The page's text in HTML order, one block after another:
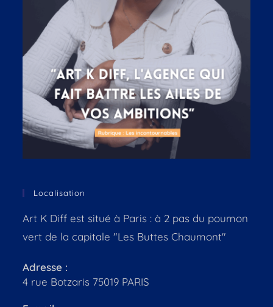
Localisation
Art K Diff est situé à Paris : à 2 pas du poumon
vert de la capitale "Les Buttes Chaumont"
Adresse :
4 rue Botzaris 75019 PARIS